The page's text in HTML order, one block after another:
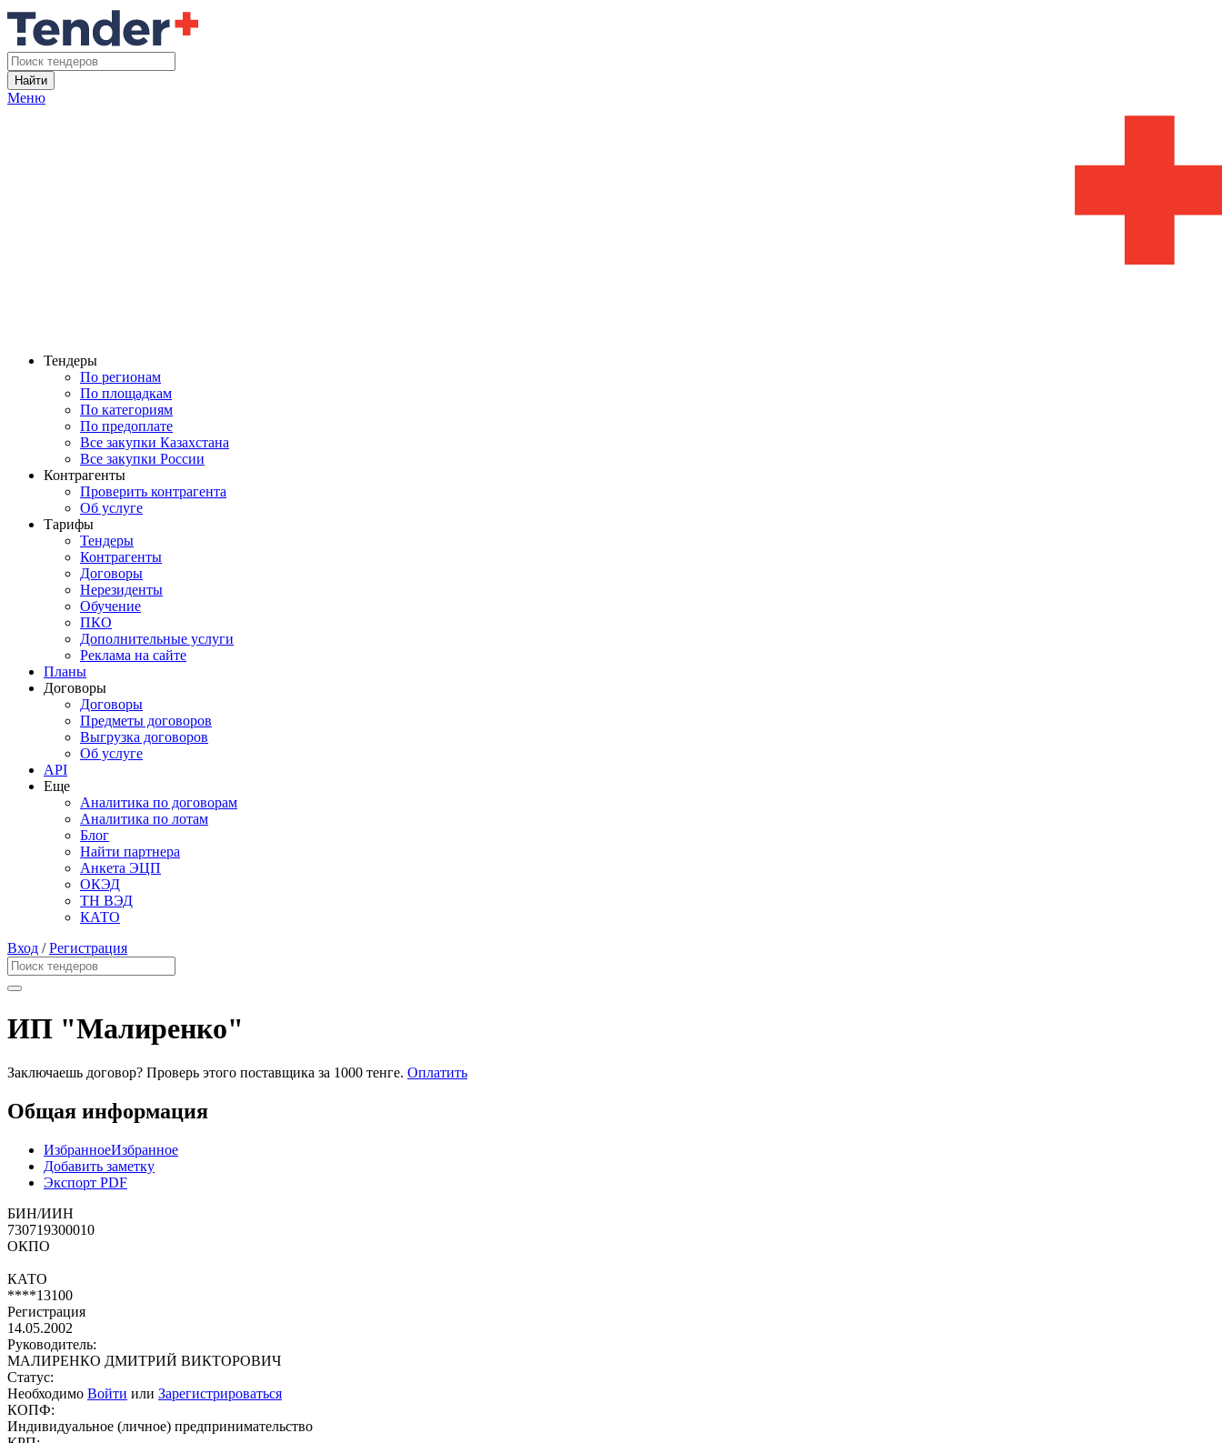
Найти
Меню
Тендеры
По регионам
По площадкам
По категориям
По предоплате
Все закупки Казахстана
Все закупки России
Контрагенты
Проверить контрагента
Об услуге
Тарифы
Тендеры
Контрагенты
Договоры
Нерезиденты
Обучение
ПКО
Дополнительные услуги
Реклама на сайте
Планы
Договоры
Договоры
Предметы договоров
Выгрузка договоров
Об услуге
API
Еще
Аналитика по договорам
Аналитика по лотам
Блог
Найти партнера
Анкета ЭЦП
ОКЭД
ТН ВЭД
КАТО
Вход /Регистрация
ИП "Малиренко"
Заключаешь договор? Проверь этого поставщика за 1000 тенге. Оплатить
Общая информация
ИзбранноеИзбранное
Добавить заметку
Экспорт PDF
БИН/ИИН
730719300010
ОКПО
КАТО
****13100
Регистрация
14.05.2002
Руководитель:
МАЛИРЕНКО ДМИТРИЙ ВИКТОРОВИЧ
Статус:
Необходимо Войти или Зарегистрироваться
КОПФ:
Индивидуальное (личное) предпринимательство